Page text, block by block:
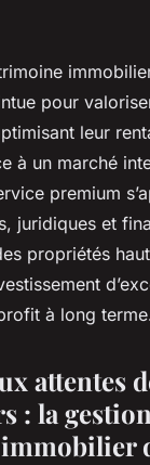
de luxe :
•5 min de lecture
pour
leur
à un marché
premium
juridiques et
propriétés
à long
attentes
: la